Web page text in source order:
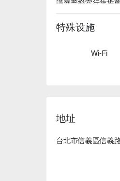
謙匯普樂室行旅推
間。簡約現代的設
謙匯普樂室行旅信
世貿館休息方案立
特殊设施
Wi-Fi
地址
台北市信義區信義